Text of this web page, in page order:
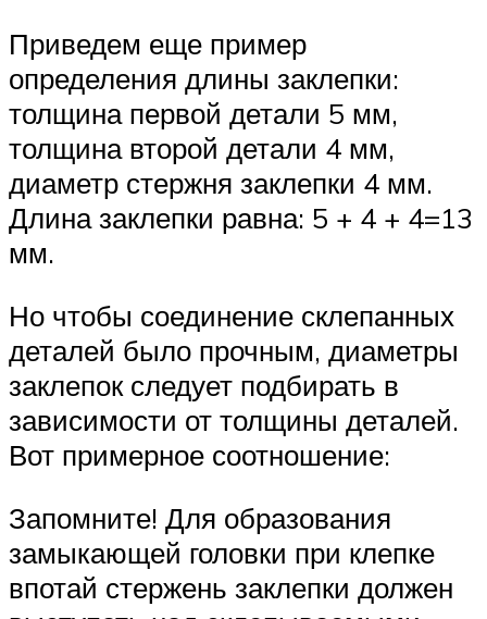
Приведем еще пример
определения длины заклепки:
толщина первой детали 5 мм,
толщина второй детали 4 мм,
диаметр стержня заклепки 4 мм.
Длина заклепки равна: 5 + 4 + 4=13
мм.
Но чтобы соединение склепанных
деталей было прочным, диаметры
заклепок следует подбирать в
зависимости от толщины деталей.
Вот примерное соотношение:
Запомните! Для образования
замыкающей головки при клепке
впотай стержень заклепки должен